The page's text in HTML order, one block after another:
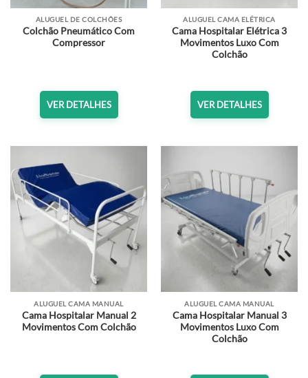
ALUGUEL DE COLCHÕES
Colchão Pneumático Com
Compressor
VER DETALHES
ALUGUEL CAMA ELÉTRICA
Cama Hospitalar Elétrica 3
Movimentos Luxo Com
Colchão
VER DETALHES
ALUGUEL CAMA MANUAL
Cama Hospitalar Manual 2
Movimentos Com Colchão
ALUGUEL CAMA MANUAL
Cama Hospitalar Manual 3
Movimentos Luxo Com
Colchão